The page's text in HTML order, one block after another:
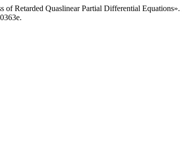
Retarded Quaslinear Partial Differential Equations».